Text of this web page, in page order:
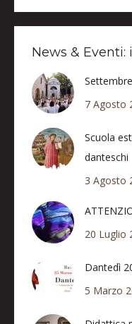
News & Eventi:
7 Agosto
Scuola
danteschi
3 Agosto
20 Luglio
Dantedì
5 Marzo